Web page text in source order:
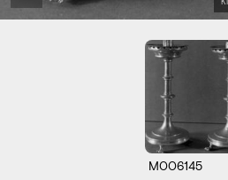
M006145